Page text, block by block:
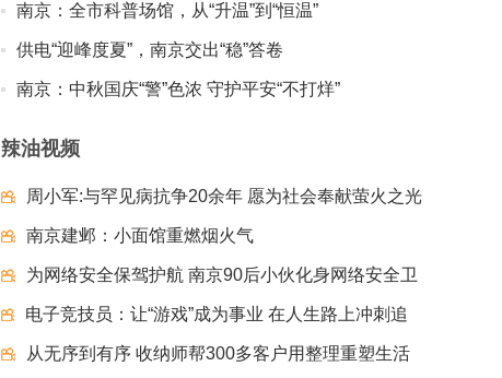
南京：全市科普场馆，从“升温”到“恒温”
供电“迎峰度夏”，南京交出“稳”答卷
南京：中秋国庆“警”色浓 守护平安“不打烊”
辣油视频
周小军:与罕见病抗争20余年 愿为社会奉献萤火之光
南京建邺：小面馆重燃烟火气
为网络安全保驾护航 南京90后小伙化身网络安全卫
士
电子竞技员：让“游戏”成为事业 在人生路上冲刺追
梦夺冠
从无序到有序 收纳师帮300多客户用整理重塑生活